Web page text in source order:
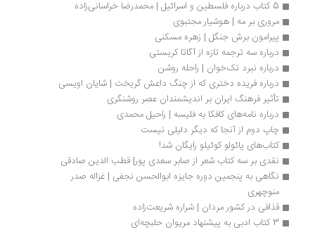
مروری بر مه | هوشیار مجتبوی
پیرامون برش جنگل | زهره مسکنی
درباره سه ترجمه تازه از آگاتا کریستی
درباره نبرد تک‌خوان | راحله روشن
درباره فریده دختری که از چنگ داعش گریخت | شایان اویسی
تأثیر فرهنگ ایران بر اندیشمندان عصر روشنگری
درباره نامه‌های کافکا به فلیسه | راحیل محمدی
چاپ دوم از آنجا که دیگر دلیلی نیست
کتاب‌های پائولو کوئیلو رایگان شد!
نقدی بر سه کتاب شعر از صابر سعدی پور| قطب الدین صادقی
نگاهی به پنجمین دوره‌ جایزه ابوالحسن نجفی | غزاله صدر
منوچهری
قذافی در کشور مردان | شراره شریعت‌زاده